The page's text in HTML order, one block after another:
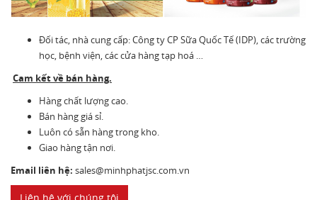
Đối tác, nhà cung cấp: Công ty CP Sữa Quốc Tế (IDP), các trường
học, bệnh viện, các cửa hàng tạp hoá …
Cam kết về bán hàng.
Hàng chất lượng cao.
Bán hàng giá sỉ.
Luôn có sẵn hàng trong kho.
Giao hàng tận nơi.
Email liên hệ: sales@minhphatjsc.com.vn